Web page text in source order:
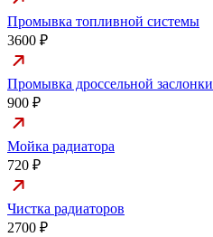
Промывка топливной системы
3600 ₽
Промывка дроссельной заслонки
900 ₽
Мойка радиатора
720 ₽
Чистка радиаторов
2700 ₽